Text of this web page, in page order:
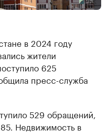
в 2024 году
жители
625
пресс-служба
529 обращений,
Недвижимость в